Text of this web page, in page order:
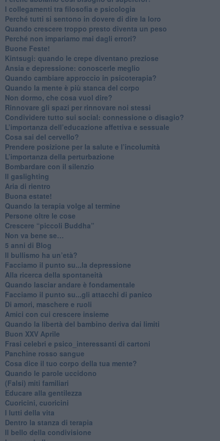
​I collegamenti tra filosofia e psicologia
​Perché tutti si sentono in dovere di dire la loro
​Quando crescere troppo presto diventa un peso
​Perché non impariamo mai dagli errori?
​Buone Feste!
​Kintsugi: quando le crepe diventano preziose
Ansia e depressione: conoscerle meglio
Quando cambiare approccio in psicoterapia?
​Quando la mente è più stanca del corpo
Non dormo, che cosa vuol dire?
​Rinnovare gli spazi per rinnovare noi stessi
​Condividere tutto sui social: connessione o disagio?
​L’importanza dell’educazione affettiva e sessuale
​Cosa sai del cervello?
Prendere posizione per la salute e l’incolumità
L’importanza della perturbazione
​Bombardare con il silenzio
Il gaslighting
Aria di rientro
Buona estate!
​Quando la terapia volge al termine
​Persone oltre le cose
​Crescere “piccoli Buddha”
Non va bene se…
​5 anni di Blog
​Il bullismo ha un’età?
Facciamo il punto su...la depressione
​Alla ricerca della spontaneità
​Quando lasciar andare è fondamentale
Facciamo il punto su...gli attacchi di panico
Di amori, maschere e ruoli
​Amici con cui crescere insieme
​Quando la libertà del bambino deriva dai limiti
Buon XXV Aprile
​Frasi celebri e psico_interessanti di cartoni
​Panchine rosso sangue
​Cosa dice il tuo corpo della tua mente?
​Quando le parole uccidono
​(Falsi) miti familiari
​Educare alla gentilezza
​Cuoricini, cuoricini
I lutti della vita
​Dentro la stanza di terapia
​Il bello della condivisione